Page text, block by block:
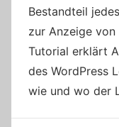
Bestandteil
zur Anzeige
Tutorial erklärt
des WordPress
wie und wo der